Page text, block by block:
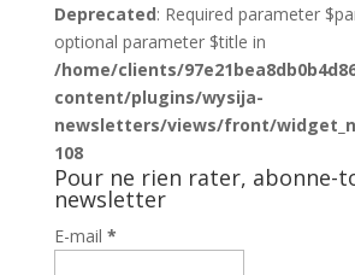
Deprecated: Required parameter
optional parameter $title in
/home/clients/
content/plugins/wysija-
newsletters/views/front/
108
Pour ne rien rater, abonne-
newsletter
E-mail *